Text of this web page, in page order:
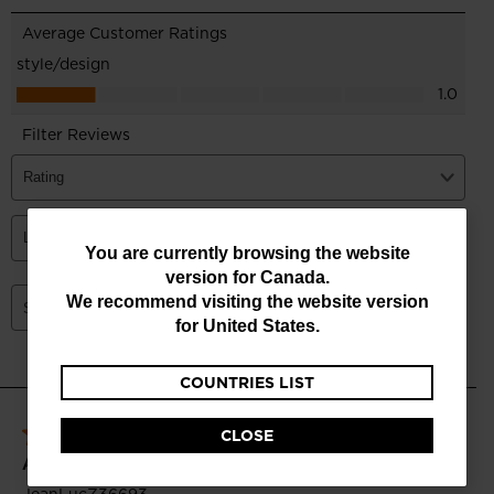
You
are
website
version
You are currently browsing the website
version for Canada.
We recommend visiting the website version
for United States.
COUNTRIES LIST
CLOSE